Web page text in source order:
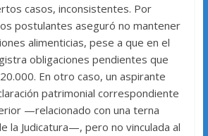
casos, inconsistentes. Por
postulantes aseguró no mantener
alimenticias, pese a que en el
obligaciones pendientes que
En otro caso, un aspirante
patrimonial correspondiente
—relacionado con una terna
la Judicatura—, pero no vinculada al